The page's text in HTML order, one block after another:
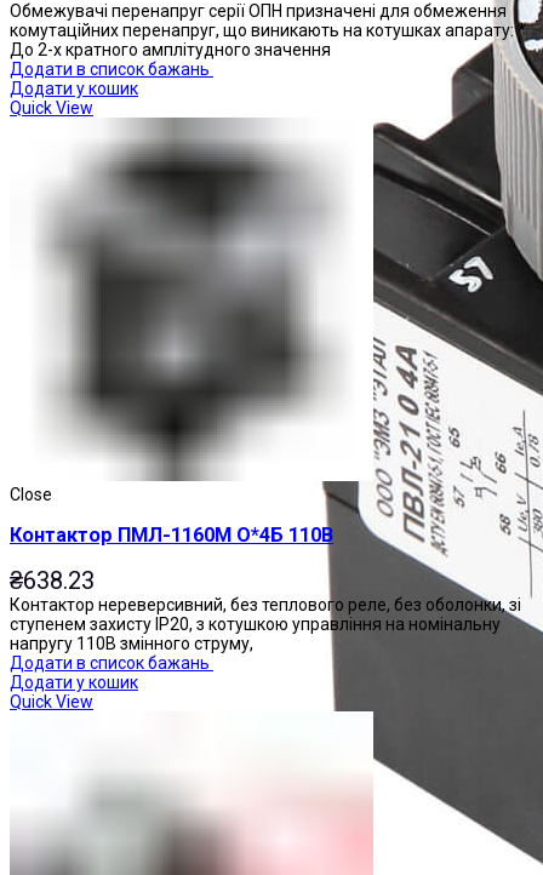
Обмежувачі перенапруг серії ОПН призначені для обмеження
комутаційних перенапруг, що виникають на котушках апарату: *
До 2-х кратного амплітудного значення
Додати в список бажань
Додати у кошик
Quick View
Close
Контактор ПМЛ-1160М О*4Б 110В
₴638.23
Контактор нереверсивний, без теплового реле, без оболонки, зі
ступенем захисту IP20, з котушкою управління на номінальну
напругу 110В змінного струму,
Додати в список бажань
Додати у кошик
Quick View